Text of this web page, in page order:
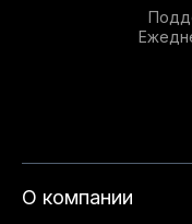
О компании